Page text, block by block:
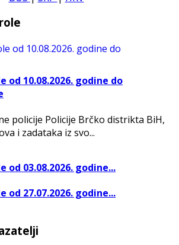
od 10.08.2026. godine do
policije Policije Brčko distrikta BiH,
i zadataka iz svo...
od 03.08.2026. godine...
od 27.07.2026. godine...